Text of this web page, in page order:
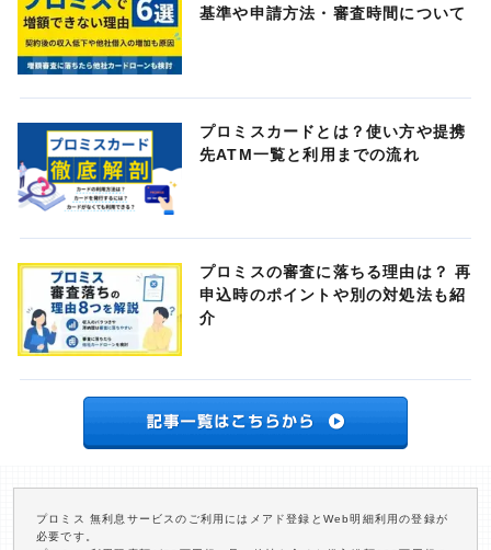
基準や申請方法・審査時間について
プロミスカードとは？使い方や提携
先ATM一覧と利用までの流れ
プロミスの審査に落ちる理由は？ 再
申込時のポイントや別の対処法も紹
介
プロミス 無利息サービスのご利用にはメアド登録とWeb明細利用の登録が
必要です。